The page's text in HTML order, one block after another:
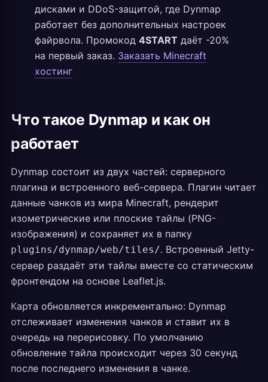
дисками и DDoS-защитой, где Dynmap
работает без дополнительных настроек
файрвола. Промокод 4START даёт -20%
на первый заказ. Заказать Minecraft
хостинг
Что такое Dynmap и как он
работает
Dynmap состоит из двух частей: серверного
плагина и встроенного веб-сервера. Плагин читает
данные чанков из мира Minecraft, рендерит
изометрические или плоские тайлы (PNG-
изображения) и сохраняет их в папку
plugins/dynmap/web/tiles/. Встроенный Jetty-
сервер раздаёт эти тайлы вместе со статическим
фронтендом на основе Leaflet.js.
Карта обновляется инкрементально: Dynmap
отслеживает изменения чанков и ставит их в
очередь на перерисовку. По умолчанию
обновление тайла происходит через 30 секунд
после последнего изменения в чанке.